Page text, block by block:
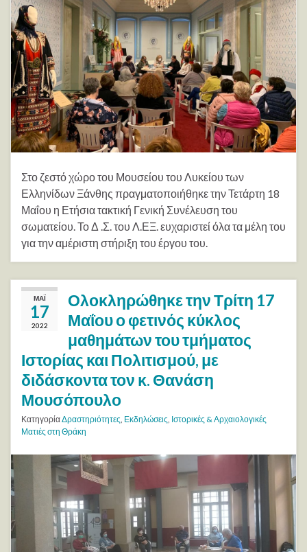
Στο ζεστό χώρο του Μουσείου του Λυκείου των
Ελληνίδων Ξάνθης πραγματοποιήθηκε την Τετάρτη 18
Μαΐου η Ετήσια τακτική Γενική Συνέλευση του
σωματείου. Το Δ .Σ. του Λ.ΕΞ. ευχαριστεί όλα τα μέλη του
για την αμέριστη στήριξη του έργου του.
ΜΆΙ
17
2022
Ολοκληρώθηκε την Τρίτη 17
Μαΐου ο φετινός κύκλος
μαθημάτων του τμήματος
Ιστορίας και Πολιτισμού, με
διδάσκοντα τον κ. Θανάση
Μουσόπουλο
ΚατηγορίαΔραστηριότητες, Εκδηλώσεις, Ιστορικές & Αρχαιολογικές
Ματιές στη Θράκη